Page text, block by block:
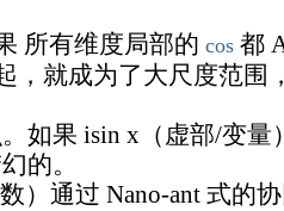
所有维度局部的 cos 都
，就成为了大尺度范围
如果 isin x（虚部/变量
的。
）通过 Nano-ant 式的